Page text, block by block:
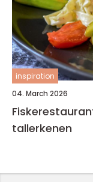
inspiration
04. March 2026
tallerkenen